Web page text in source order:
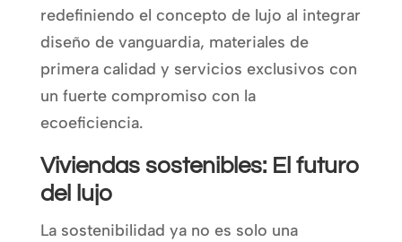
redefiniendo el concepto de lujo al integrar
diseño de vanguardia, materiales de
primera calidad y servicios exclusivos con
un fuerte compromiso con la
ecoeficiencia.
Viviendas sostenibles: El futuro
del lujo
La sostenibilidad ya no es solo una